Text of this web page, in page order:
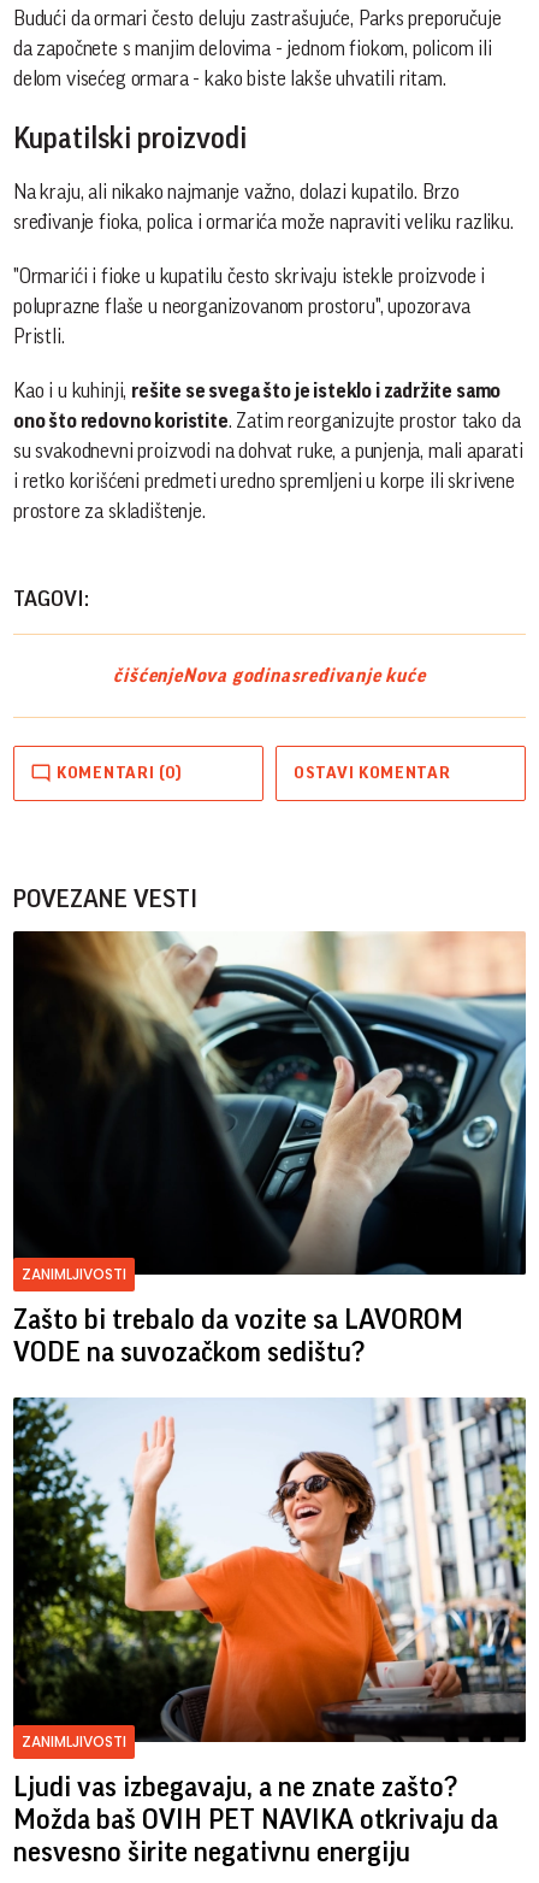
Budući da ormari često deluju zastrašujuće, Parks preporučuje
da započnete s manjim delovima - jednom fiokom, policom ili
delom visećeg ormara - kako biste lakše uhvatili ritam.
Kupatilski proizvodi
Na kraju, ali nikako najmanje važno, dolazi kupatilo. Brzo
sređivanje fioka, polica i ormarića može napraviti veliku razliku.
"Ormarići i fioke u kupatilu često skrivaju istekle proizvode i
poluprazne flaše u neorganizovanom prostoru", upozorava
Pristli.
Kao i u kuhinji, rešite se svega što je isteklo i zadržite samo
ono što redovno koristite. Zatim reorganizujte prostor tako da
su svakodnevni proizvodi na dohvat ruke, a punjenja, mali aparati
i retko korišćeni predmeti uredno spremljeni u korpe ili skrivene
prostore za skladištenje.
TAGOVI:
čišćenjeNova godinasređivanje kuće
KOMENTARI (0) OSTAVI KOMENTAR
POVEZANE VESTI
ZANIMLJIVOSTI
Zašto bi trebalo da vozite sa LAVOROM
VODE na suvozačkom sedištu?
ZANIMLJIVOSTI
Ljudi vas izbegavaju, a ne znate zašto?
Možda baš OVIH PET NAVIKA otkrivaju da
nesvesno širite negativnu energiju